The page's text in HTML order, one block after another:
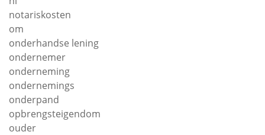
notariskosten
om
onderhandse lening
ondernemer
onderneming
ondernemings
onderpand
opbrengsteigendom
ouder